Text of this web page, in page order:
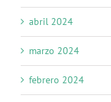
abril 2024
marzo 2024
febrero 2024